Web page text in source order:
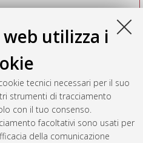
utilizza i
tecnici necessari per il suo
strumenti di tracciamento
con il tuo consenso.
facoltativi sono usati per
della comunicazione
statistiche